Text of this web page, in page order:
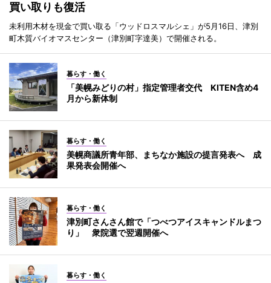
買い取りも復活
未利用木材を現金で買い取る「ウッドロスマルシェ」が5月16日、津別
町木質バイオマスセンター（津別町字達美）で開催される。
暮らす・働く
「美幌みどりの村」指定管理者交代 KITEN含め4
月から新体制
暮らす・働く
美幌商議所青年部、まちなか施設の提言発表へ 成
果発表会開催へ
暮らす・働く
津別町さんさん館で「つべつアイスキャンドルまつ
り」 衆院選で翌週開催へ
暮らす・働く